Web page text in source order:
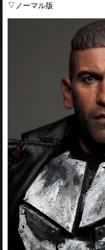
▽ノーマル版